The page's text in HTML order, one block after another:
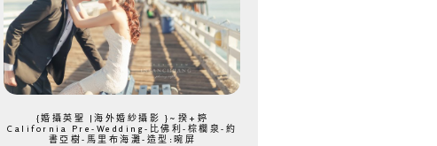
{婚攝英聖 |海外婚紗攝影 }~揆+婷
California Pre-Wedding-比佛利-棕櫚泉-約
書亞樹-馬里布海灘-造型:晼屏